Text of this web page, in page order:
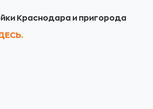
Краснодара и пригорода